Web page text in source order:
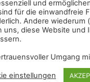
und
für die einwandfreie
Andere wiederum
uns, diese Website und
Umgang
einstellungen